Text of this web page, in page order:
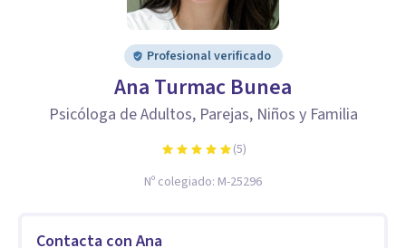
Profesional verificado
Ana Turmac Bunea
Psicóloga de Adultos, Parejas, Niños y Familia
(5)
Nº colegiado: M-25296
Contacta con Ana